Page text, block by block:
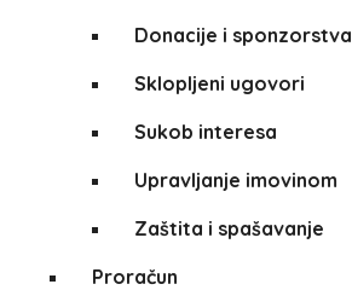
Donacije i sponzorstva
Sklopljeni ugovori
Sukob interesa
Upravljanje imovinom
Zaštita i spašavanje
Proračun